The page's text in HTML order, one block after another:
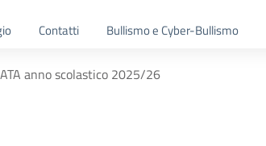
Contatti Bullismo e Cyber-Bullismo
anno scolastico 2025/26